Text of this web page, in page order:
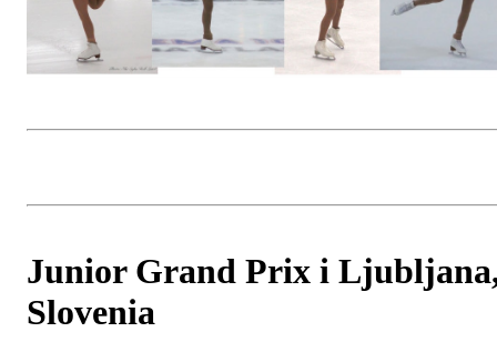
Junior Grand Prix i
Slovenia